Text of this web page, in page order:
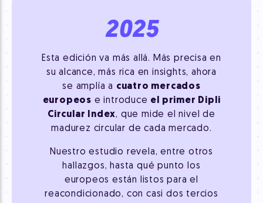
2025
Esta edición va más allá. Más precisa en
su alcance, más rica en insights, ahora
se amplía a cuatro mercados
europeos e introduce el primer Dipli
Circular Index, que mide el nivel de
madurez circular de cada mercado.
Nuestro estudio revela, entre otros
hallazgos, hasta qué punto los
europeos están listos para el
reacondicionado, con casi dos tercios